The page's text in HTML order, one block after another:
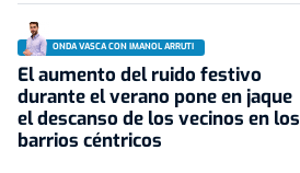
ONDA VASCA CON IMANOL ARRUTI
El aumento del ruido festivo
durante el verano pone en jaque
el descanso de los vecinos en los
barrios céntricos